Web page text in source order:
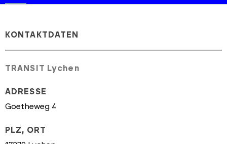
KONTAKTDATEN
TRANSIT Lychen
ADRESSE
Goetheweg 4
PLZ, ORT